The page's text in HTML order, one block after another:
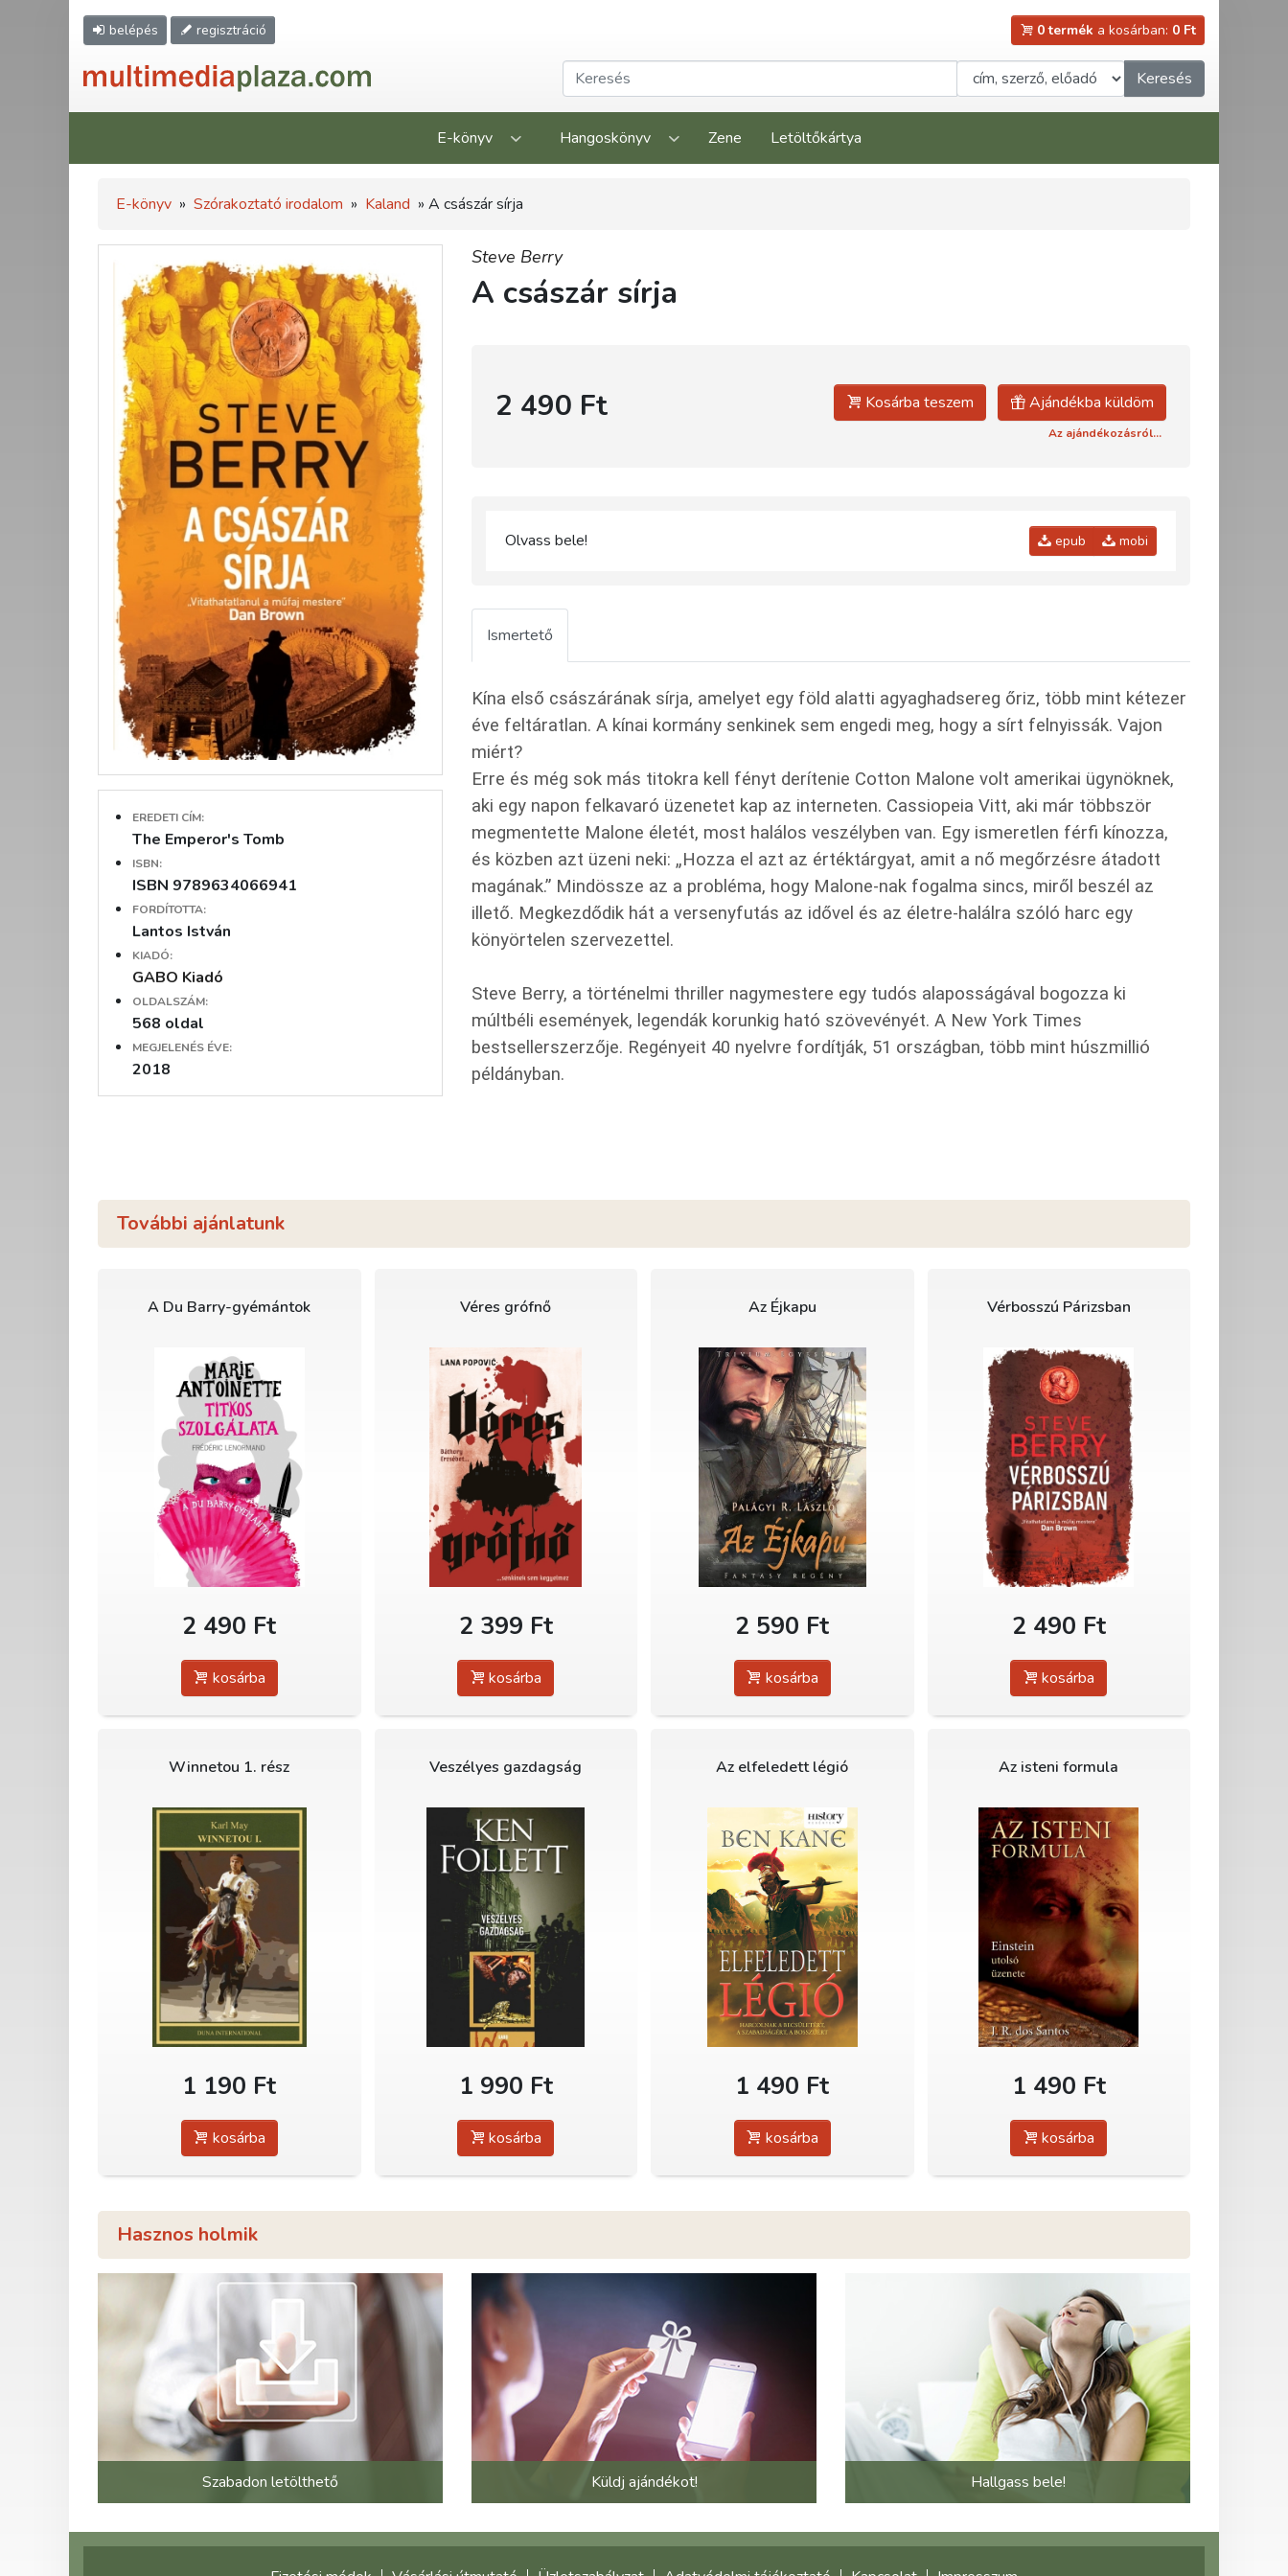
belépés regisztráció 0 termék a kosárban: 0 Ft
Keresés
E-könyv Hangoskönyv Zene Letöltőkártya
E-könyv » Szórakoztató irodalom » Kaland » A császár sírja
EREDETI CÍM:
The Emperor's Tomb
ISBN:
ISBN 9789634066941
FORDÍTOTTA:
Lantos István
KIADÓ:
GABO Kiadó
OLDALSZÁM:
568 oldal
MEGJELENÉS ÉVE:
2018
Steve Berry
A császár sírja
2 490 Ft Kosárba teszem Ajándékba küldöm
Az ajándékozásról...
Olvass bele! epub mobi
Ismertető
Kína első császárának sírja, amelyet egy föld alatti agyaghadsereg őriz, több mint kétezer
éve feltáratlan. A kínai kormány senkinek sem engedi meg, hogy a sírt felnyissák. Vajon
miért?
Erre és még sok más titokra kell fényt derítenie Cotton Malone volt amerikai ügynöknek,
aki egy napon felkavaró üzenetet kap az interneten. Cassiopeia Vitt, aki már többször
megmentette Malone életét, most halálos veszélyben van. Egy ismeretlen férfi kínozza,
és közben azt üzeni neki: „Hozza el azt az értéktárgyat, amit a nő megőrzésre átadott
magának.” Mindössze az a probléma, hogy Malone-nak fogalma sincs, miről beszél az
illető. Megkezdődik hát a versenyfutás az idővel és az életre-halálra szóló harc egy
könyörtelen szervezettel.
Steve Berry, a történelmi thriller nagymestere egy tudós alaposságával bogozza ki
múltbéli események, legendák korunkig ható szövevényét. A New York Times
bestsellerszerzője. Regényeit 40 nyelvre fordítják, 51 országban, több mint húszmillió
példányban.
További ajánlatunk
A Du Barry-gyémántok
2 490 Ft
kosárba
Véres grófnő
2 399 Ft
kosárba
Az Éjkapu
2 590 Ft
kosárba
Vérbosszú Párizsban
2 490 Ft
kosárba
Winnetou 1. rész
1 190 Ft
kosárba
Veszélyes gazdagság
1 990 Ft
kosárba
Az elfeledett légió
1 490 Ft
kosárba
Az isteni formula
1 490 Ft
kosárba
Hasznos holmik
Szabadon letölthető Küldj ajándékot! Hallgass bele!